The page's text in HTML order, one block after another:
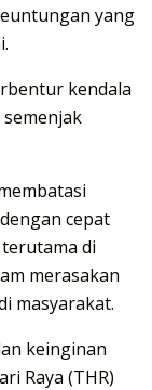
yang
kendala
cepat
di
merasakan
masyarakat.
keinginan
Raya (THR)